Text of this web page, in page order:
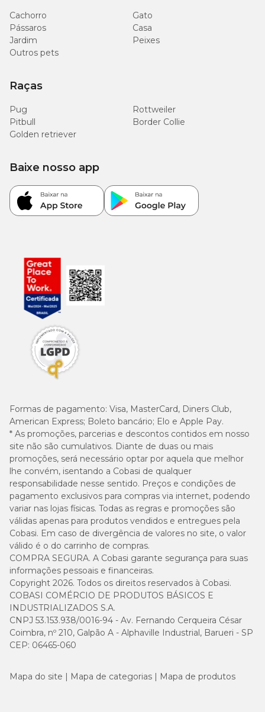
Cachorro
Gato
Pássaros
Casa
Jardim
Peixes
Outros pets
Raças
Pug
Rottweiler
Pitbull
Border Collie
Golden retriever
Formas de pagamento: Visa, MasterCard, Diners Club,
American Express; Boleto bancário; Elo e Apple Pay.
* As promoções, parcerias e descontos contidos em nosso
site não são cumulativos. Diante de duas ou mais
promoções, será necessário optar por aquela que melhor
lhe convém, isentando a Cobasi de qualquer
responsabilidade nesse sentido. Preços e condições de
pagamento exclusivos para compras via internet, podendo
variar nas lojas físicas. Todas as regras e promoções são
válidas apenas para produtos vendidos e entregues pela
Cobasi. Em caso de divergência de valores no site, o valor
válido é o do carrinho de compras.
COMPRA SEGURA. A Cobasi garante segurança para suas
informações pessoais e financeiras.
Copyright 2026. Todos os direitos reservados à Cobasi.
COBASI COMÉRCIO DE PRODUTOS BÁSICOS E
INDUSTRIALIZADOS S.A.
CNPJ 53.153.938/0016-94 - Av. Fernando Cerqueira César
Coimbra, nº 210, Galpão A - Alphaville Industrial, Barueri - SP
CEP: 06465-060
Baixe nosso app
Mapa do site Mapa de categorias Mapa de produtos